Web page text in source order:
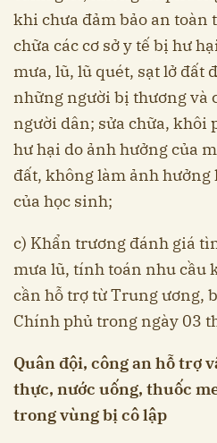
khi chưa đảm bảo an toàn
chữa các cơ sở y tế bị hư
mưa, lũ, lũ quét, sạt lở đất
những người bị thương và
người dân; sửa chữa, khôi
hư hại do ảnh hưởng của
đất, không làm ảnh hưởng
của học sinh;
c) Khẩn trương đánh giá
mưa lũ, tính toán nhu cầu
cần hỗ trợ từ Trung ương,
Chính phủ trong ngày 03
Quân đội, công an hỗ trợ
thực, nước uống, thuốc
trong vùng bị cô lập